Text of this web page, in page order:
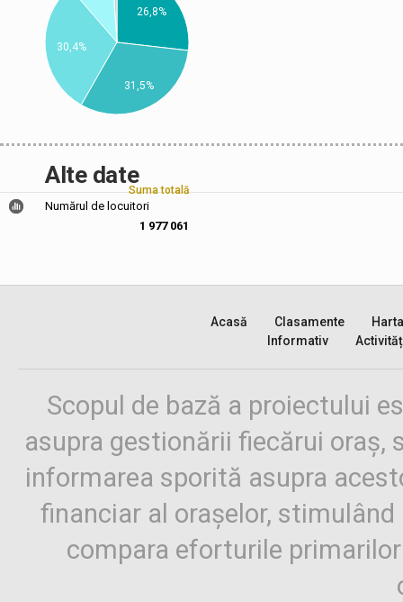
26,8%
30,4%
31,5%
Alte date
Suma totală
Numărul de locuitori
1 977 061
Acasă Clasamente
Harta
Informativ
Scopul de bază a proiectului
asupra gestionării fiecărui oraș,
informarea sporită asupra
financiar al orașelor,
compara eforturile